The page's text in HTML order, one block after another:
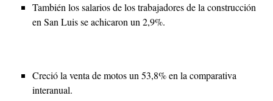
También los salarios de los trabajadores de la construcción
en San Luis se achicaron un 2,9%.
Creció la venta de motos un 53,8% en la comparativa
interanual.